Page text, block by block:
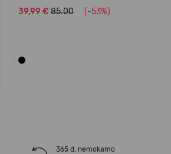
39,99 € 85.00 (-53%)
365 d. nemokamo